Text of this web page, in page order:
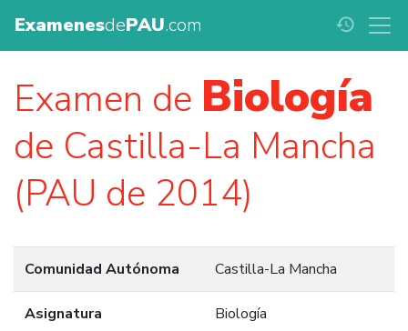
ExamenesdePAU.com history
Examen de Biología
de Castilla-La Mancha
(PAU de 2014)
Comunidad Autónoma Castilla-La Mancha
Asignatura Biología